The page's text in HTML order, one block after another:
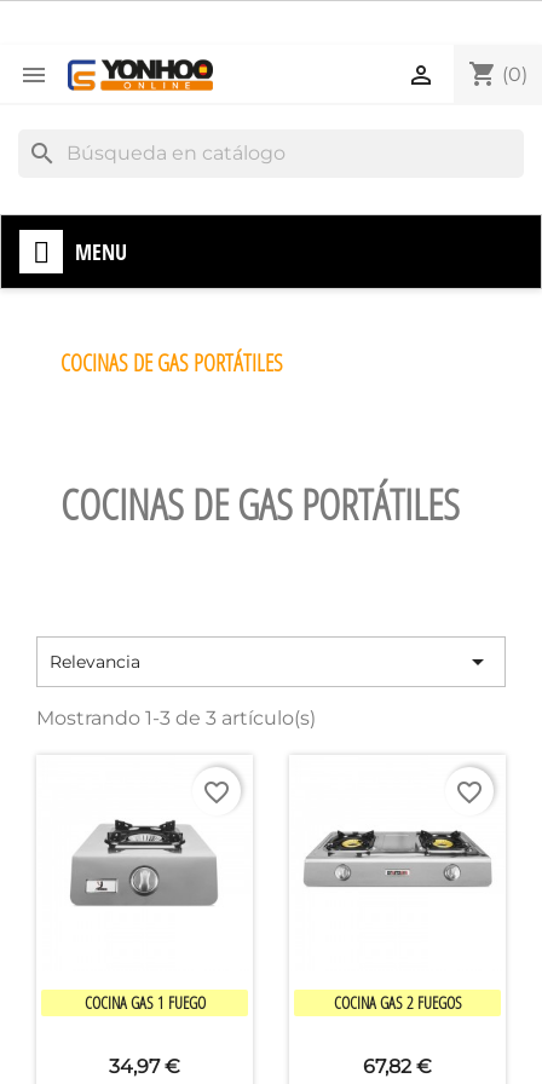
 shopping_cart (0)

search
MENU
COCINAS DE GAS PORTÁTILES
COCINAS DE GAS PORTÁTILES
Relevancia 
Mostrando 1-3 de 3 artículo(s)
Vista rápida
COCINA GAS 1 FUEGO
34,97 €
favorite_border
Vista rápida
COCINA GAS 2 FUEGOS
67,82 €
favorite_border